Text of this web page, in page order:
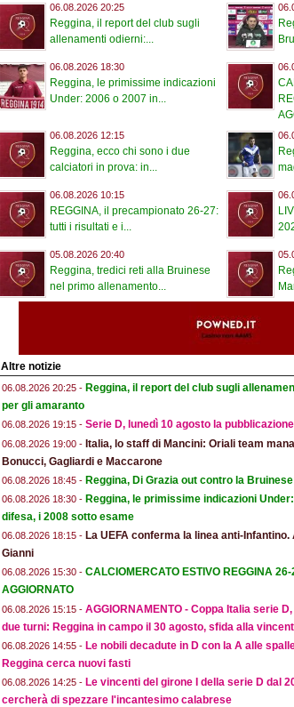
06.08.2026 20:25
Reggina, il report del club sugli
allenamenti odierni:...
06.08.2026 18:30
Reggina, le primissime indicazioni
Under: 2006 o 2007 in...
06.08.2026 12:15
Reggina, ecco chi sono i due
calciatori in prova: in...
06.08.2026 10:15
REGGINA, il precampionato 26-27:
tutti i risultati e i...
05.08.2026 20:40
Reggina, tredici reti alla Bruinese
nel primo allenamento...
Altre notizie
06.08.2026 20:25 - Reggina, il report del club sugli
per gli amaranto
06.08.2026 19:15 - Serie D, lunedì 10 agosto la
06.08.2026 19:00 - Italia, lo staff di Mancini: Oriali team
Bonucci, Gagliardi e Maccarone
06.08.2026 18:45 - Reggina, Di Grazia out contro la
06.08.2026 18:30 - Reggina, le primissime indicazioni
difesa, i 2008 sotto esame
06.08.2026 18:15 - La UEFA conferma la linea anti-
Gianni
06.08.2026 15:30 - CALCIOMERCATO ESTIVO REGGINA
AGGIORNATO
06.08.2026 15:15 - AGGIORNAMENTO - Coppa Italia serie
due turni: Reggina in campo il 30 agosto, sfida alla
06.08.2026 14:55 - Le nobili decadute in D con la A alle
Reggina cerca nuovi fasti
06.08.2026 14:25 - Le vincenti del girone I della serie D dal
cercherà di spezzare l'incantesimo calabrese